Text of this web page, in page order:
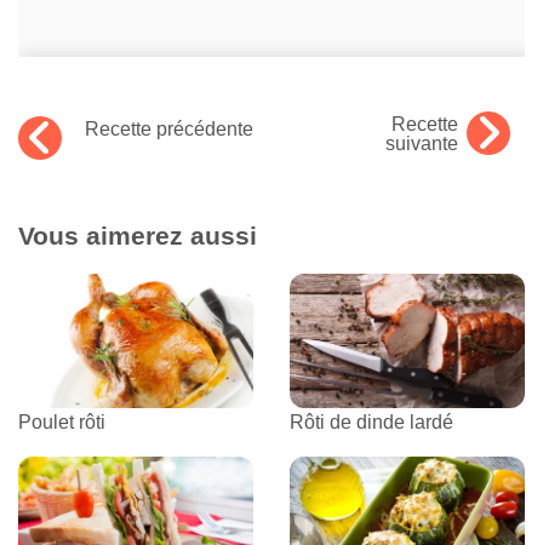
Recette précédente
Recette
suivante
Vous aimerez aussi
Poulet rôti Rôti de dinde lardé